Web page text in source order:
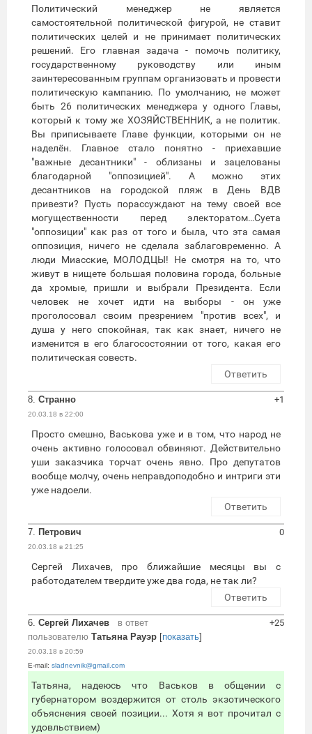
Политический менеджер не является
самостоятельной политической фигурой, не ставит
политических целей и не принимает политических
решений. Его главная задача - помочь политику,
государственному руководству или иным
заинтересованным группам организовать и провести
политическую кампанию. По умолчанию, не может
быть 26 политических менеджера у одного Главы,
который к тому же ХОЗЯЙСТВЕННИК, а не политик.
Вы приписываете Главе функции, которыми он не
наделён. Главное стало понятно - приехавшие
"важные десантники" - облизаны и зацелованы
благодарной "оппозицией". А можно этих
десантников на городской пляж в День ВДВ
привезти? Пусть порассуждают на тему своей все
могущественности перед электоратом…Суета
"оппозиции" как раз от того и была, что эта самая
оппозиция, ничего не сделала заблаговременно. А
люди Миасские, МОЛОДЦЫ! Не смотря на то, что
живут в нищете большая половина города, больные
да хромые, пришли и выбрали Президента. Если
человек не хочет идти на выборы - он уже
проголосовал своим презрением "против всех", и
душа у него спокойная, так как знает, ничего не
изменится в его благосостоянии от того, какая его
политическая совесть.
Ответить
8. Странно
20.03.18 в 22:00
+1
Просто смешно, Васькова уже и в том, что народ не
очень активно голосовал обвиняют. Действительно
уши заказчика торчат очень явно. Про депутатов
вообще молчу, очень неправдоподобно и интриги эти
уже надоели.
Ответить
7. Петрович
20.03.18 в 21:25
0
Сергей Лихачев, про ближайшие месяцы вы с
работодателем твердите уже два года, не так ли?
Ответить
6. Сергей Лихачев
в ответ
пользователю Татьяна Рауэр [показать]
20.03.18 в 20:59
E-mail: sladnevnik@gmail.com
+25
Татьяна, надеюсь что Васьков в общении с
губернатором воздержится от столь экзотического
объяснения своей позиции... Хотя я вот прочитал с
удовльствием)